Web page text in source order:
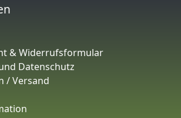
& Widerrufsformular
Datenschutz
/ Versand